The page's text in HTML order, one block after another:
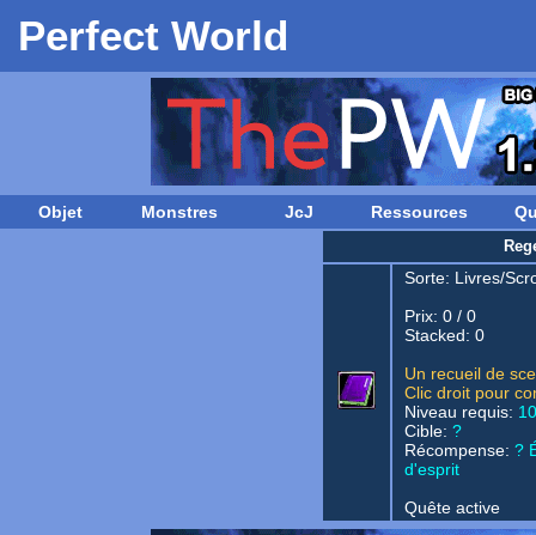
Perfect World
Objet Monstres JcJ Ressources
Sorte: Livres/
Prix: 0 / 0
Stacked: 0
Un recueil de
Clic droit pour
Niveau requis:
Cible: ?
Récompense: ?
d'esprit
Quête active